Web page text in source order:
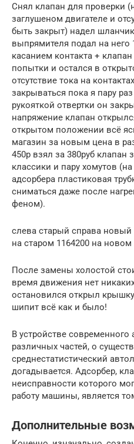
Снял клапан для проверки
заглушеном двигателе и
быть закрыт) надел
выпрямителя подал на
касанием контакта +
попытки и остался в
отсутствие тока на
закрываться пока я пару
рукояткой отвертки он
напряжение клапан
открытом положении всё
магазин за новым цена в
450р взял за 380руб
классики и пару хомутов
адсорбера пластиковая
сниматься даже после
феном).
слева старый справа
на старом 1164200 на новом
После замены холостой
время движения нет
остановился открыл
шипит всё как и было!
В устройстве современного
различных частей, о
среднестатистический
догадывается. Адсорбер,
неисправности которого
работу машины, является
Дополнительные